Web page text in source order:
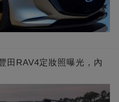
田RAV4定妝照曝光，內